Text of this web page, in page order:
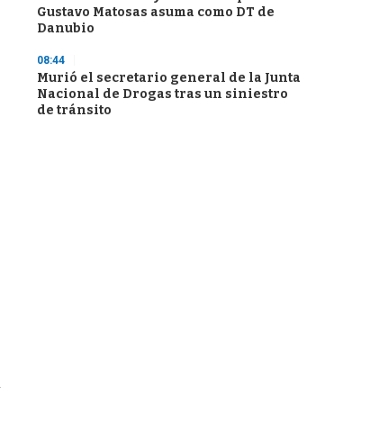
Gustavo Matosas asuma como DT de
Danubio
08:44
Murió el secretario general de la Junta
Nacional de Drogas tras un siniestro
de tránsito